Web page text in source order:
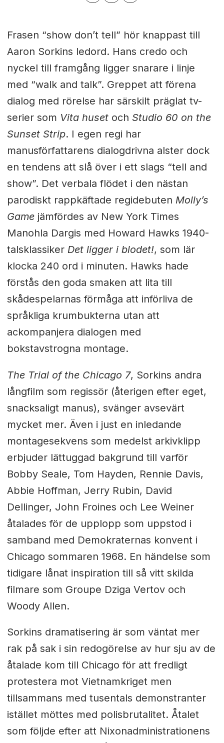
Frasen “show don’t tell” hör knappast till
Aaron Sorkins ledord. Hans credo och
nyckel till framgång ligger snarare i linje
med “walk and talk”. Greppet att förena
dialog med rörelse har särskilt präglat tv-
serier som Vita husetoch Studio 60 on the
Sunset Strip. I egen regi har
manusförfattarens dialogdrivna alster dock
en tendens att slå över i ett slags “tell and
show”. Det verbala flödet i den nästan
parodiskt rappkäftade regidebuten Molly’s
Gamejämfördes av New York Times
Manohla Dargis med Howard Hawks 1940-
talsklassiker Det ligger i blodet!, som lär
klocka 240 ord i minuten. Hawks hade
förstås den goda smaken att lita till
skådespelarnas förmåga att införliva de
språkliga krumbukterna utan att
ackompanjera dialogen med
bokstavstrogna montage.
The Trial of the Chicago 7, Sorkins andra
långfilm som regissör (återigen efter eget,
snacksaligt manus), svänger avsevärt
mycket mer. Även i just en inledande
montagesekvens som medelst arkivklipp
erbjuder lättuggad bakgrund till varför
Bobby Seale, Tom Hayden, Rennie Davis,
Abbie Hoffman, Jerry Rubin, David
Dellinger, John Froines och Lee Weiner
åtalades för de upplopp som uppstod i
samband med Demokraternas konvent i
Chicago sommaren 1968. En händelse som
tidigare lånat inspiration till så vitt skilda
filmare som Groupe Dziga Vertov och
Woody Allen.
Sorkins dramatisering är som väntat mer
rak på sak i sin redogörelse av hur sju av de
åtalade kom till Chicago för att fredligt
protestera mot Vietnamkriget men
tillsammans med tusentals demonstranter
istället möttes med polisbrutalitet. Åtalet
som följde efter att Nixonadministrationens